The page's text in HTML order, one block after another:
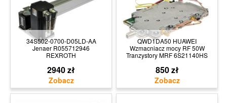
34S502-0700-D05LD-AA
Jenaer R055712946
REXROTH
2940 zł
QWD1DA50 HUAWEI
Wzmacniacz mocy RF 50W
Tranzystory MRF 6S21140HS
850 zł